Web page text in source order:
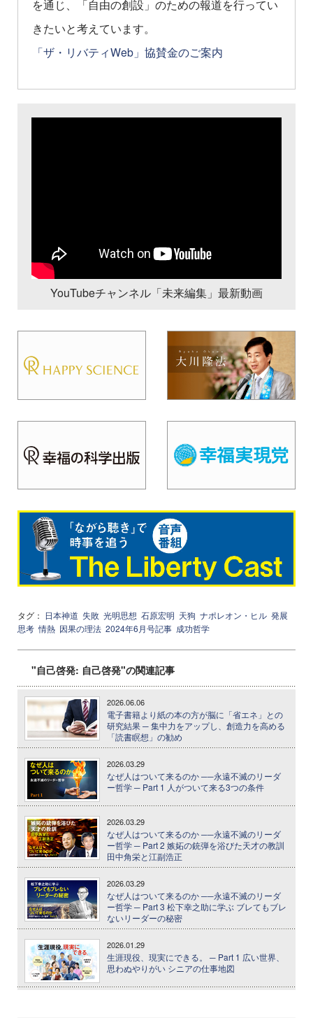
を通じ、「自由の創設」のための報道を行ってい
きたいと考えています。
「ザ・リバティWeb」協賛金のご案内
YouTubeチャンネル「未来編集」最新動画
タグ： 日本神道 失敗 光明思想 石原宏明 天狗 ナポレオン・ヒル 発展
思考 情熱 因果の理法 2024年6月号記事 成功哲学
"自己啓発: 自己啓発"の関連記事
2026.06.06
電子書籍より紙の本の方が脳に「省エネ」との
研究結果 ─ 集中力をアップし、創造力を高める
「読書瞑想」の勧め
2026.03.29
なぜ人はついて来るのか ──永遠不滅のリーダ
ー哲学 ─ Part 1 人がついて来る3つの条件
2026.03.29
なぜ人はついて来るのか ──永遠不滅のリーダ
ー哲学 ─ Part 2 嫉妬の銃弾を浴びた天才の教訓
田中角栄と江副浩正
2026.03.29
なぜ人はついて来るのか ──永遠不滅のリーダ
ー哲学 ─ Part 3 松下幸之助に学ぶ ブレてもブレ
ないリーダーの秘密
2026.01.29
生涯現役、現実にできる。 ─ Part 1 広い世界、
思わぬやりがい シニアの仕事地図